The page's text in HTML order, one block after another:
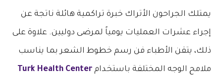
يمتلك الجراحون الأتراك خبرة تراكمية هائلة ناتجة عن
إجراء عشرات العمليات يومياً لمرضى دوليين. علاوة على
ذلك، يتقن الأطباء فن رسم خطوط الشعر بما يناسب
ملامح الوجه المختلفة باستخدامTurk Health Center